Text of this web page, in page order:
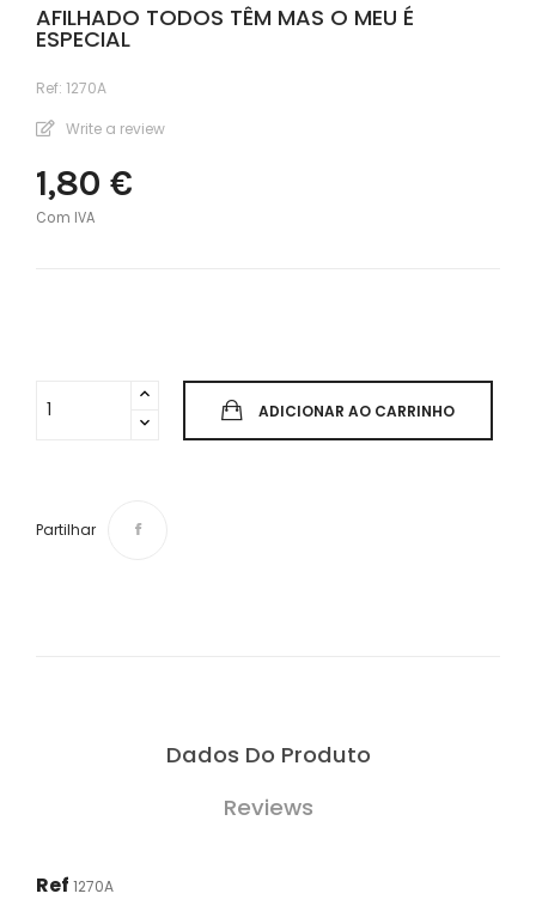
AFILHADO TODOS TÊM MAS O MEU É
ESPECIAL
Ref: 1270A
Write a review
1,80 €
Com IVA
ADICIONAR AO CARRINHO
Partilhar
Dados Do Produto
Reviews
Ref 1270A